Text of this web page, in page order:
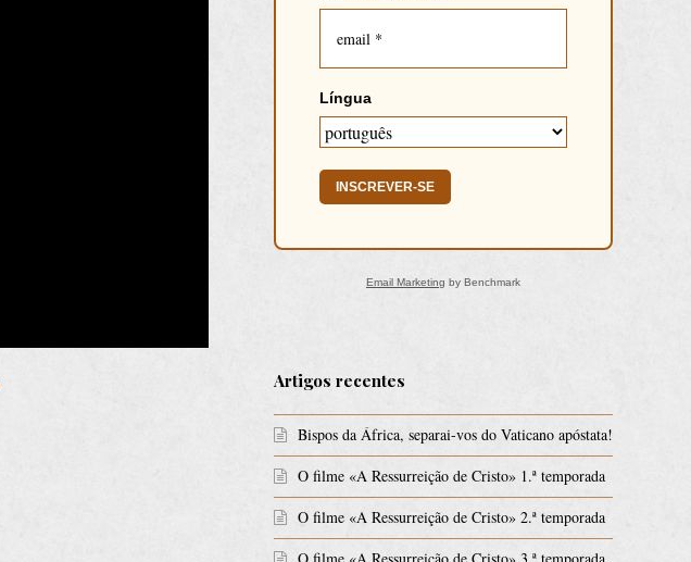
Língua
INSCREVER-SE
Email Marketing by Benchmark
Artigos recentes
Bispos da África, separai-vos do Vaticano apóstata!
O filme «A Ressurreição de Cristo» 1.ª temporada
O filme «A Ressurreição de Cristo» 2.ª temporada